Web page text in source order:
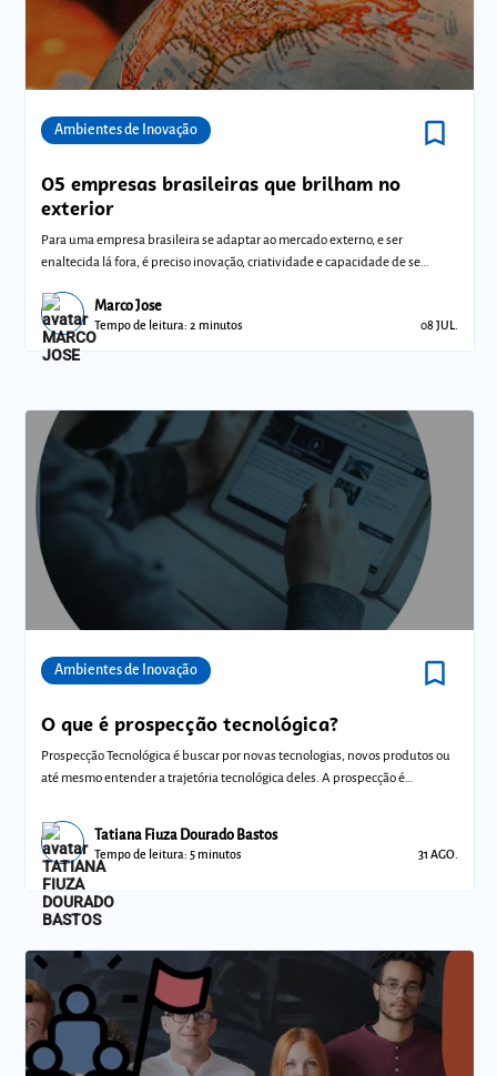
Ambientes de Inovação bookmark_border
05 empresas brasileiras que brilham no
exterior
Para uma empresa brasileira se adaptar ao mercado externo, e ser
enaltecida lá fora, é preciso inovação, criatividade e capacidade de se
Marco Jose
Tempo de leitura: 2 minutos 08 JUL.
Ambientes de Inovação bookmark_border
O que é prospecção tecnológica?
Prospecção Tecnológica é buscar por novas tecnologias, novos produtos ou
até mesmo entender a trajetória tecnológica deles. A prospecção é
Tatiana Fiuza Dourado Bastos
Tempo de leitura: 5 minutos 31 AGO.